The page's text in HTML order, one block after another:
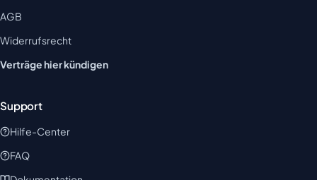
AGB
Widerrufsrecht
Verträge hier kündigen
Support
Hilfe-Center
FAQ